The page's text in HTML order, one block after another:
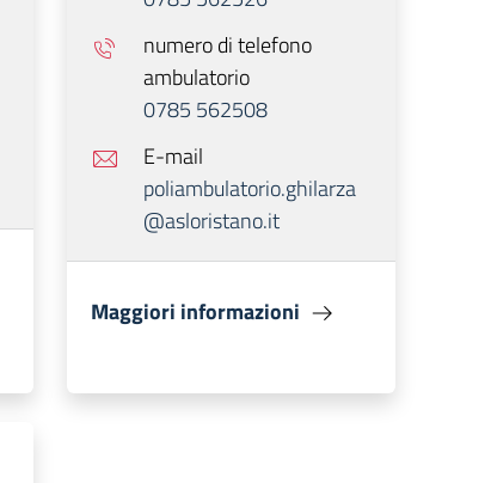
numero di telefono
ambulatorio
0785 562508
E-mail
poliambulatorio.ghilarza
@asloristano.it
Maggiori informazioni